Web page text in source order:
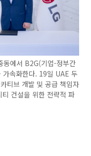
에서 B2G(기업-정부간
가속화한다. 19일 UAE 두
티브 개발 및 공급 책임자
건설을 위한 전략적 파